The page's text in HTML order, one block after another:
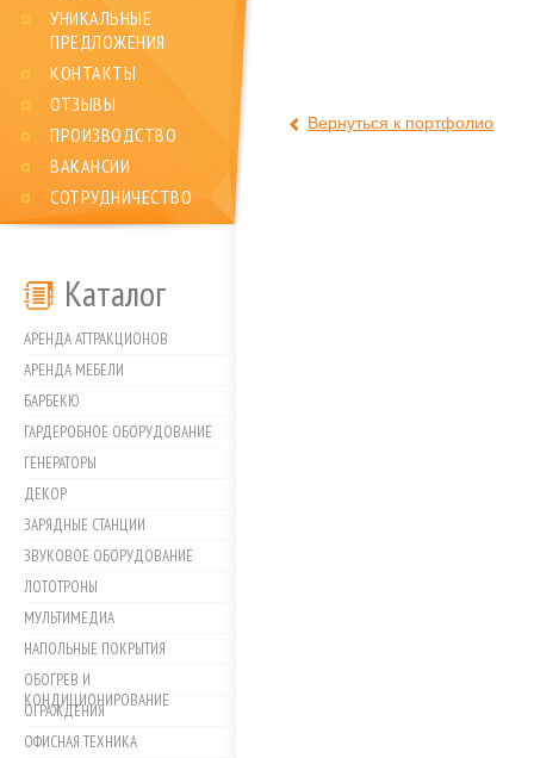
УНИКАЛЬНЫЕ
ПРЕДЛОЖЕНИЯ
КОНТАКТЫ
ОТЗЫВЫ
ПРОИЗВОДСТВО
ВАКАНСИИ
СОТРУДНИЧЕСТВО
Каталог
АРЕНДА АТТРАКЦИОНОВ
АРЕНДА МЕБЕЛИ
БАРБЕКЮ
ГАРДЕРОБНОЕ ОБОРУДОВАНИЕ
ГЕНЕРАТОРЫ
ДЕКОР
ЗАРЯДНЫЕ СТАНЦИИ
ЗВУКОВОЕ ОБОРУДОВАНИЕ
ЛОТОТРОНЫ
МУЛЬТИМЕДИА
НАПОЛЬНЫЕ ПОКРЫТИЯ
ОБОГРЕВ И
КОНДИЦИОНИРОВАНИЕ
ОГРАЖДЕНИЯ
ОФИСНАЯ ТЕХНИКА
Вернуться к портфолио